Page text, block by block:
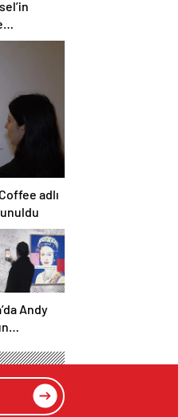
yer
portalı
adlı
Andy
sanat
atıldı